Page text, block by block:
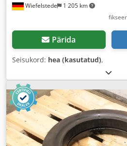
Wiefelstede 1 205 km
Pärida
Seisukord: hea (kasutatud),